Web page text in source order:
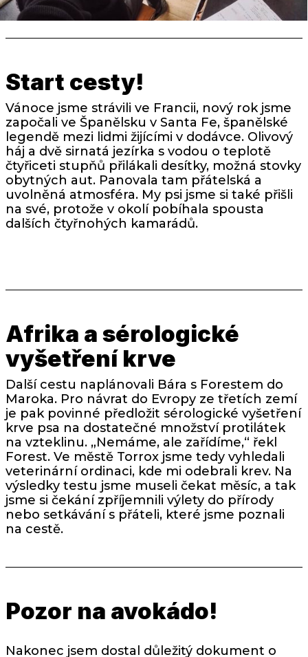
Start cesty!
Vánoce jsme strávili ve Francii, nový rok jsme
započali ve Španělsku v Santa Fe, španělské
legendě mezi lidmi žijícími v dodávce. Olivový
háj a dvě sirnatá jezírka s vodou o teplotě
čtyřiceti stupňů přilákali desítky, možná stovky
obytných aut. Panovala tam přátelská a
uvolněná atmosféra. My psi jsme si také přišli
na své, protože v okolí pobíhala spousta
dalších čtyřnohých kamarádů.
Afrika a sérologické
vyšetření krve
Další cestu naplánovali Bára s Forestem do
Maroka. Pro návrat do Evropy ze třetích zemí
je pak povinné předložit sérologické vyšetření
krve psa na dostatečné množství protilátek
na vzteklinu. „Nemáme, ale zařídíme,“ řekl
Forest. Ve městě Torrox jsme tedy vyhledali
veterinární ordinaci, kde mi odebrali krev. Na
výsledky testu jsme museli čekat měsíc, a tak
jsme si čekání zpříjemnili výlety do přírody
nebo setkávání s přáteli, které jsme poznali
na cestě.
Pozor na avokádo!
Nakonec jsem dostal důležitý dokument o